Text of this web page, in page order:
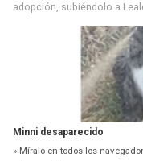
adopción, subiéndolo a
Minni desaparecido
» Míralo en todos los